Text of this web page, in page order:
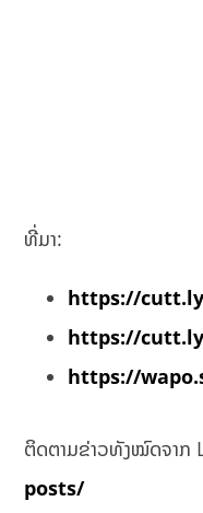
ທີ່ມາ:
https://
https://
https://
ຕິດຕາມຂ່າວທັງໝົດຈາກ
posts/